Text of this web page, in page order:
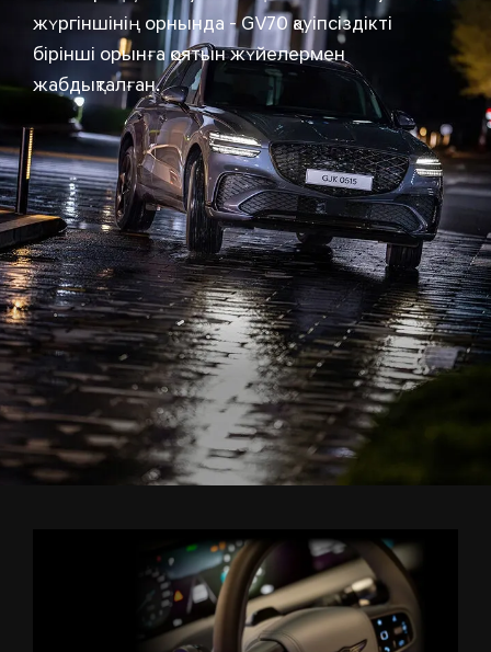
жүргіншінің орнында - GV70 қауіпсіздікті
бірінші орынға қоятын жүйелермен
жабдықталған.